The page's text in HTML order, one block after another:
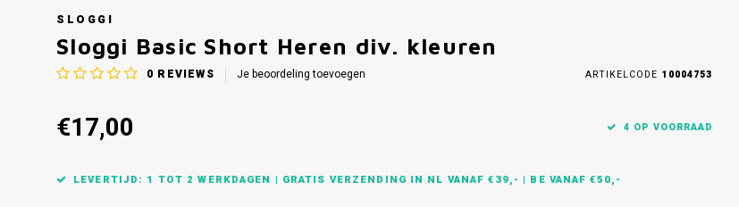
SLOGGI
Sloggi Basic Short Heren div. kleuren
0 REVIEWS Je beoordeling toevoegen ARTIKELCODE 10004753
€17,00 4 OP VOORRAAD
LEVERTIJD: 1 TOT 2 WERKDAGEN | GRATIS VERZENDING IN NL VANAF €39,- | BE VANAF €50,-